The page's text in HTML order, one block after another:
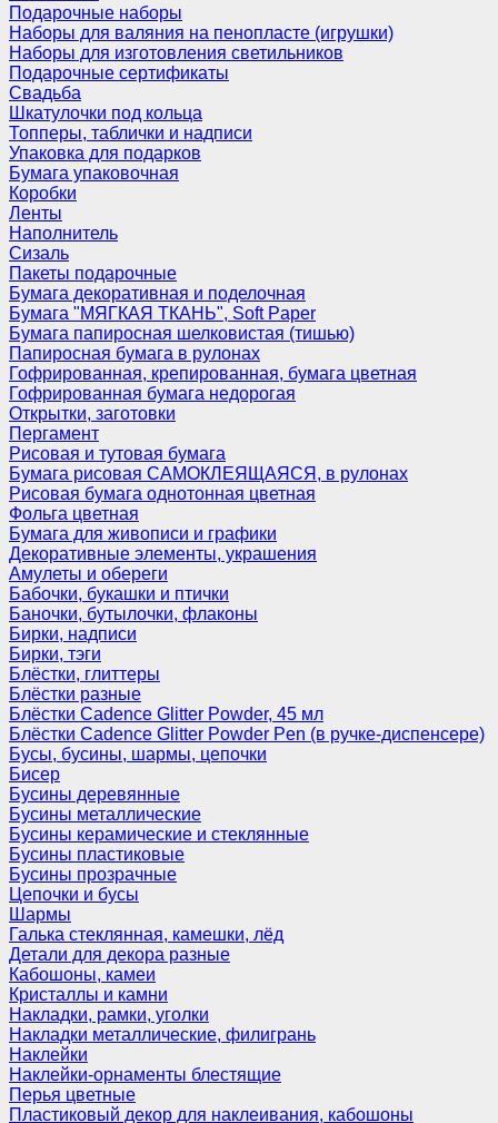
Подарочные наборы
Наборы для валяния на пенопласте (игрушки)
Наборы для изготовления светильников
Подарочные сертификаты
Свадьба
Шкатулочки под кольца
Топперы, таблички и надписи
Упаковка для подарков
Бумага упаковочная
Коробки
Ленты
Наполнитель
Сизаль
Пакеты подарочные
Бумага декоративная и поделочная
Бумага "МЯГКАЯ ТКАНЬ", Soft Paper
Бумага папиросная шелковистая (тишью)
Папиросная бумага в рулонах
Гофрированная, крепированная, бумага цветная
Гофрированная бумага недорогая
Открытки, заготовки
Пергамент
Рисовая и тутовая бумага
Бумага рисовая САМОКЛЕЯЩАЯСЯ, в рулонах
Рисовая бумага однотонная цветная
Фольга цветная
Бумага для живописи и графики
Декоративные элементы, украшения
Амулеты и обереги
Бабочки, букашки и птички
Баночки, бутылочки, флаконы
Бирки, надписи
Бирки, тэги
Блёстки, глиттеры
Блёстки разные
Блёстки Cadence Glitter Powder, 45 мл
Блёстки Cadence Glitter Powder Pen (в ручке-диспенсере)
Бусы, бусины, шармы, цепочки
Бисер
Бусины деревянные
Бусины металлические
Бусины керамические и стеклянные
Бусины пластиковые
Бусины прозрачные
Цепочки и бусы
Шармы
Галька стеклянная, камешки, лёд
Детали для декора разные
Кабошоны, камеи
Кристаллы и камни
Накладки, рамки, уголки
Накладки металлические, филигрань
Наклейки
Наклейки-орнаменты блестящие
Перья цветные
Пластиковый декор для наклеивания, кабошоны